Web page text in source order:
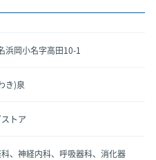
浜岡小名字高田10-1
き)泉
トア
、神経内科、呼吸器科、消化器